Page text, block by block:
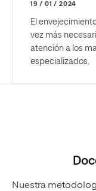
19 / 01 / 2024
El
vez más
atención a los
especializados.
Nuestra